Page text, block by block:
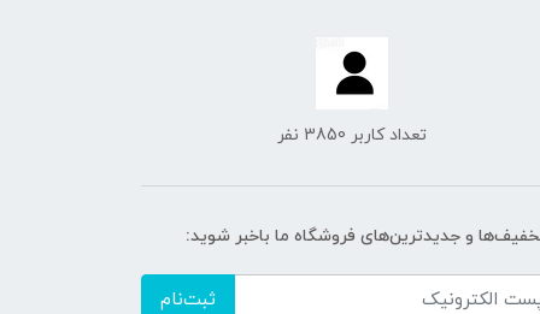
تعداد کاربر 3850 نفر
و جدیدترین‌های فروشگاه ما باخبر شوید:
ثبت‌نام